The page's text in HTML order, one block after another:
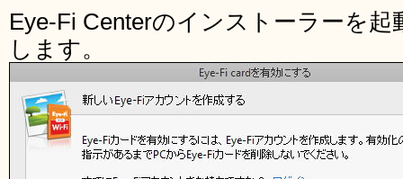
Eye-Fi Centerのインストーラーを
します。